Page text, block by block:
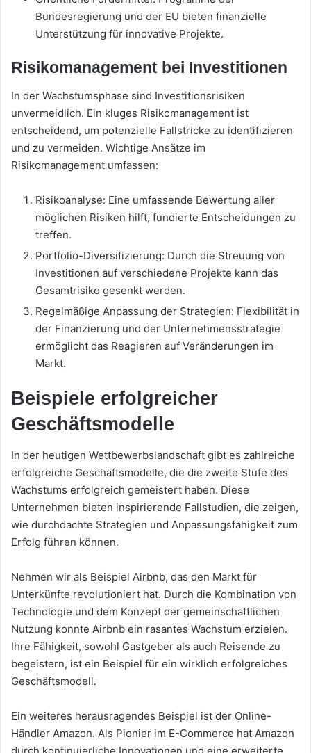
Bundesregierung und der EU bieten finanzielle
Unterstützung für innovative Projekte.
Risikomanagement bei Investitionen
In der Wachstumsphase sind Investitionsrisiken
unvermeidlich. Ein kluges Risikomanagement ist
entscheidend, um potenzielle Fallstricke zu identifizieren
und zu vermeiden. Wichtige Ansätze im
Risikomanagement umfassen:
Risikoanalyse: Eine umfassende Bewertung aller
möglichen Risiken hilft, fundierte Entscheidungen zu
treffen.
Portfolio-Diversifizierung: Durch die Streuung von
Investitionen auf verschiedene Projekte kann das
Gesamtrisiko gesenkt werden.
Regelmäßige Anpassung der Strategien: Flexibilität in
der Finanzierung und der Unternehmensstrategie
ermöglicht das Reagieren auf Veränderungen im
Markt.
Beispiele erfolgreicher
Geschäftsmodelle
In der heutigen Wettbewerbslandschaft gibt es zahlreiche
erfolgreiche Geschäftsmodelle, die die zweite Stufe des
Wachstums erfolgreich gemeistert haben. Diese
Unternehmen bieten inspirierende Fallstudien, die zeigen,
wie durchdachte Strategien und Anpassungsfähigkeit zum
Erfolg führen können.
Nehmen wir als Beispiel Airbnb, das den Markt für
Unterkünfte revolutioniert hat. Durch die Kombination von
Technologie und dem Konzept der gemeinschaftlichen
Nutzung konnte Airbnb ein rasantes Wachstum erzielen.
Ihre Fähigkeit, sowohl Gastgeber als auch Reisende zu
begeistern, ist ein Beispiel für ein wirklich erfolgreiches
Geschäftsmodell.
Ein weiteres herausragendes Beispiel ist der Online-
Händler Amazon. Als Pionier im E-Commerce hat Amazon